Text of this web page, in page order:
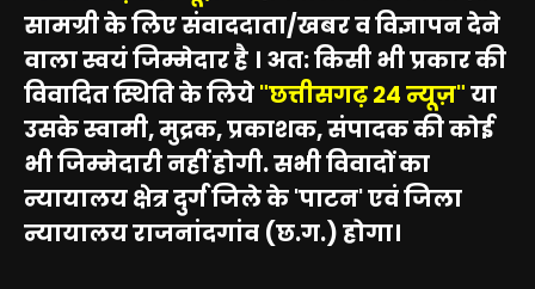
सामग्री के लिए संवाददाता/खबर व विज्ञापन देने
वाला स्वयं जिम्मेदार है । अत: किसी भी प्रकार की
विवादित स्थिति के लिये"छत्तीसगढ़ 24 न्यूज़"या
उसके स्वामी, मुद्रक, प्रकाशक, संपादक की कोई
भी जिम्मेदारी नहीं होगी. सभी विवादों का
न्यायालय क्षेत्र दुर्ग जिले के 'पाटन' एवं जिला
न्यायालय राजनांदगांव (छ.ग.) होगा।